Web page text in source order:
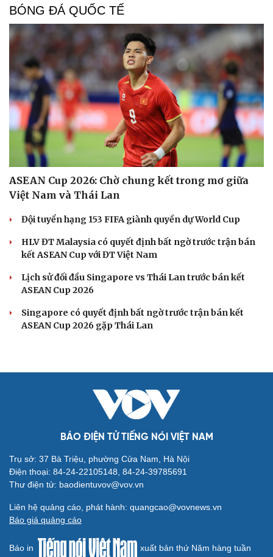
BÓNG ĐÁ QUỐC TẾ
ASEAN Cup 2026: Chờ chung kết trong mơ giữa
Việt Nam và Thái Lan
Đội tuyển hạng 153 FIFA giành quyền dự World Cup
HLV ĐT Malaysia có quyết định bất ngờ trước trận bán
kết ASEAN Cup với ĐT Việt Nam
Lịch sử đối đầu Singapore vs Thái Lan trước bán kết
ASEAN Cup 2026
Singapore có quyết định bất ngờ trước trận bán kết
ASEAN Cup 2026 gặp Thái Lan
BÁO ĐIỆN TỬ TIẾNG NÓI VIỆT NAM
Trụ sở: 37 Bà Triệu, phường Cửa Nam, Hà Nội
Điện thoại: 84-24-22105148, 84-24-39785691
Thư điện tử: baodientuvov@vov.vn
Liên hệ quảng cáo, phát hành: quangcao@vovnews.vn
Báo giá quảng cáo
Báo in xuất bản thứ Năm hàng tuần